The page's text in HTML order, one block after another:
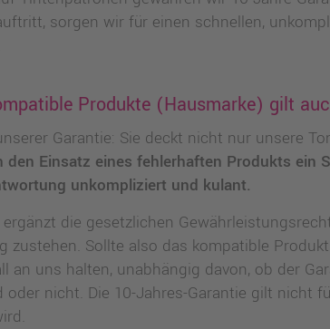
sorgen wir für einen schnellen,
Produkte (Hausmarke) gilt
Garantie: Sie deckt nicht nur unsere
den Einsatz eines fehlerhaften Produkts ein
unkompliziert und kulant.
die gesetzlichen
zustehen. Sollte also das kompatible
an uns halten, unabhängig davon, ob der
nicht. Die 10-Jahres-Garantie gilt nicht